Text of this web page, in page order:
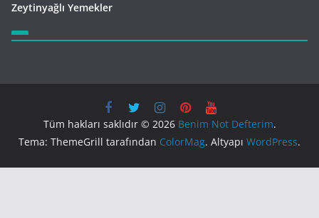
Zeytinyağlı Yemekler
Tüm hakları saklıdır © 2026 Benim Not Defterim.
Tema: ThemeGrill tarafından ColorMag. Altyapı WordPress.